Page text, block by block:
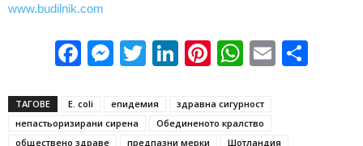
www.budilnik.com
Facebook
Messenger
Twitter
LinkedIn
Pinterest
WhatsApp
Email
ТАГОВЕ E. coli епидемия
здравна сигурност
непастьоризирани сирена
Обединеното кралство
обществено здраве
предпазни мерки Шотландия